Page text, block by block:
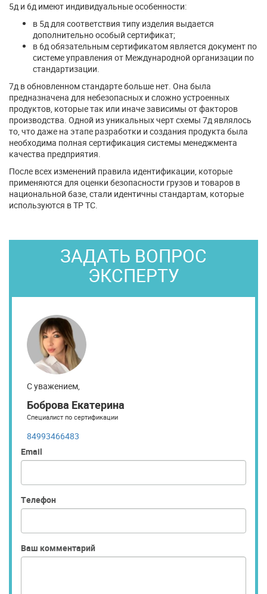
5д и 6д имеют индивидуальные особенности:
в 5д для соответствия типу изделия выдается
дополнительно особый сертификат;
в 6д обязательным сертификатом является документ по
системе управления от Международной организации по
стандартизации.
7д в обновленном стандарте больше нет. Она была
предназначена для небезопасных и сложно устроенных
продуктов, которые так или иначе зависимы от факторов
производства. Одной из уникальных черт схемы 7д являлось
то, что даже на этапе разработки и создания продукта была
необходима полная сертификация системы менеджмента
качества предприятия.
После всех изменений правила идентификации, которые
применяются для оценки безопасности грузов и товаров в
национальной базе, стали идентичны стандартам, которые
используются в ТР ТС.
ЗАДАТЬ ВОПРОС
ЭКСПЕРТУ
С уважением,
Боброва Екатерина
Специалист по сертификации
84993466483
Email
Телефон
Ваш комментарий